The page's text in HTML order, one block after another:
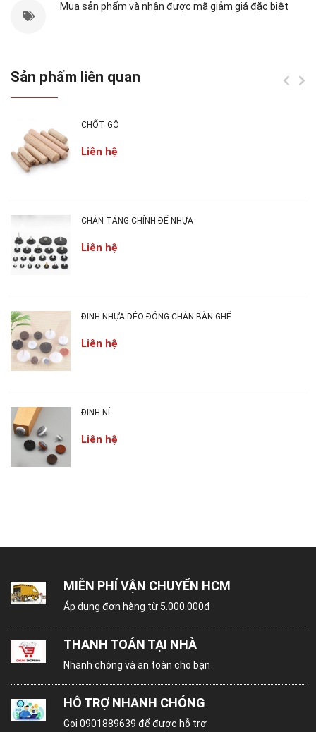
Ốc đầu bằng thường được ứng dụng trong nhiều
Hiện nay ốc đầu bằng được sử dụng nhiều trong
ngành nội thất nhằm mục đích để liên kết các
khối gỗ với nhau tạo thành một sản phẩm nội thất
Ốc đầu bằng được thiết kế một đầu ba ke làm
tăng tính tiện lợi khi thi công lắp ráp. Mặt khác đầu
ốc được thiết kế dạng dầu bằng, nhằm tăng tính
thẫm mĩ vì phần đuôi ốc sẽ cấy được và cẩn vào
gỗ.
Mua sản phẩm và nhận được mã giảm giá đặc biệt
Sản phẩm liên quan
CHỐT GỖ
Liên hệ
CHÂN TĂNG CHỈNH ĐẾ NHỰA
Liên hệ
ĐINH NHỰA DẺO ĐÓNG CHÂN BÀN GHẾ
Liên hệ
ĐINH NỈ
Liên hệ
MIỄN PHÍ VẬN CHUYỂN HCM
Áp dụng đơn hàng từ 5.000.000đ
THANH TOÁN TẠI NHÀ
Nhanh chóng và an toàn cho bạn
HỖ TRỢ NHANH CHÓNG
Gọi 0901889639 để được hỗ trợ